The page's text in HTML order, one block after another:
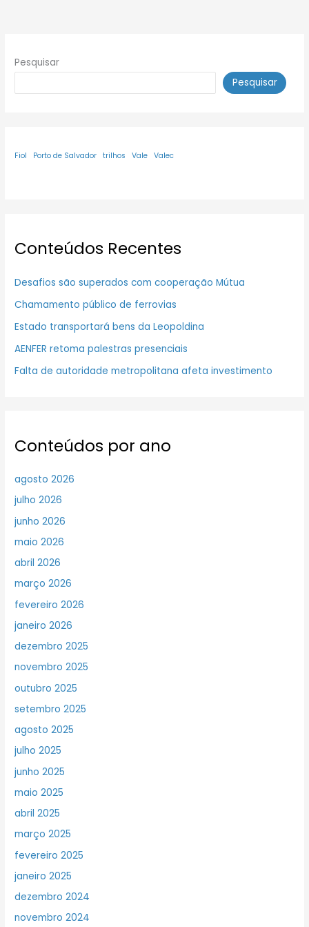
Pesquisar
Pesquisar
Fiol Porto de Salvador trilhos Vale Valec
Conteúdos Recentes
Desafios são superados com cooperação Mútua
Chamamento público de ferrovias
Estado transportará bens da Leopoldina
AENFER retoma palestras presenciais
Falta de autoridade metropolitana afeta investimento
Conteúdos por ano
agosto 2026
julho 2026
junho 2026
maio 2026
abril 2026
março 2026
fevereiro 2026
janeiro 2026
dezembro 2025
novembro 2025
outubro 2025
setembro 2025
agosto 2025
julho 2025
junho 2025
maio 2025
abril 2025
março 2025
fevereiro 2025
janeiro 2025
dezembro 2024
novembro 2024